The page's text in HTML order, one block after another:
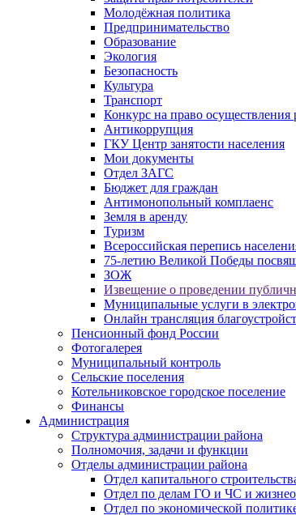
Молодёжная политика
Предпринимательство
Образование
Экология
Безопасность
Культура
Транспорт
Конкурс на право осуществления
Антикоррупция
ГКУ Центр занятости населения
Мои документы
Отдел ЗАГС
Бюджет для граждан
Антимонопольный комплаенс
Земля в аренду
Туризм
Всероссийская перепись
75-летию Великой Победы
ЗОЖ
Извещение о проведении
Муниципальные услуги в
Онлайн трансляция
Пенсионный фонд России
Фотогалерея
Муниципальный контроль
Сельские поселения
Котельниковское городское поселение
Финансы
Администрация
Структура администрации района
Полномочия, задачи и функции
Отделы администрации района
Отдел капитального
Отдел по делам ГО и ЧС и
Отдел по экономической